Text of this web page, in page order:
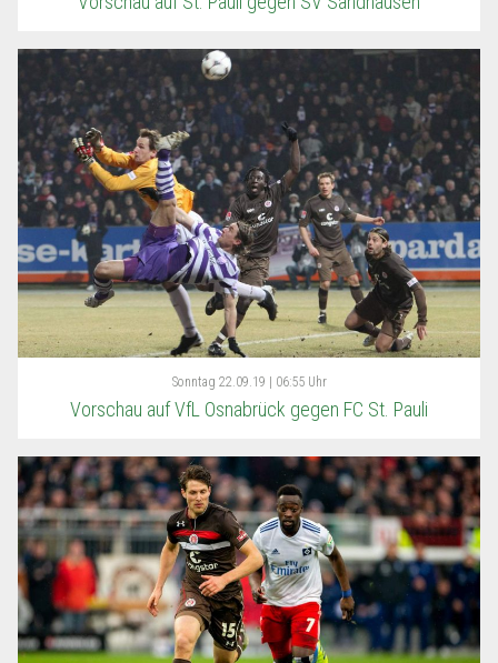
Sonntag 22.09.19 | 06:55 Uhr
Vorschau auf VfL Osnabrück gegen FC St. Pauli